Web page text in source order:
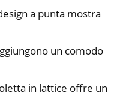
a punta mostra
un comodo
in lattice offre un